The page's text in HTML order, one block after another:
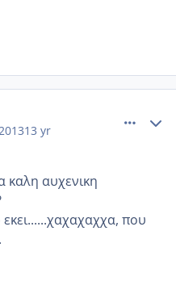
13 yr
καλη αυχενικη
που